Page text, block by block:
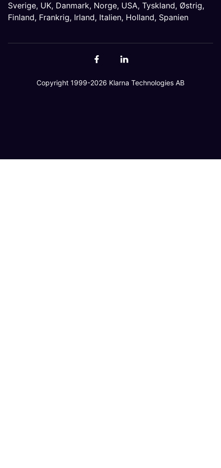
Sverige, UK, Danmark, Norge, USA, Tyskland, Østrig,
Finland, Frankrig, Irland, Italien, Holland, Spanien
Copyright 1999-2026 Klarna Technologies AB